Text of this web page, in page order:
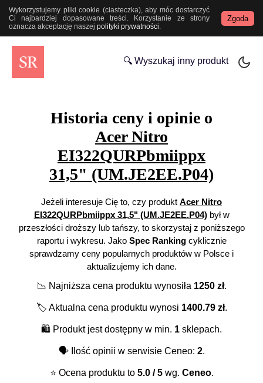
Wykorzystujemy pliki cookie (ciasteczka), aby móc dostarczyć
Ci najbardziej dopasowane treści. Korzystanie ze strony
oznacza akceptację naszej polityki prywatności.
Zgoda
🔍 Wyszukaj inny produkt
Historia ceny i opinie o
Acer Nitro
EI322QURPbmiippx
31,5" (UM.JE2EE.P04)
Jeżeli interesuje Cię to, czy produkt Acer Nitro
EI322QURPbmiippx 31,5" (UM.JE2EE.P04)był w
przeszłości droższy lub tańszy, to skorzystaj z poniższego
raportu i wykresu. Jako Spec Rankingcyklicznie
sprawdzamy ceny popularnych produktów w Polsce i
aktualizujemy ich dane.
📉 Najniższa cena produktu wynosiła 1250zł.
🏷️ Aktualna cena produktu wynosi 1400.79zł.
🛍️ Produkt jest dostępny w min. 1 sklepach.
🗣️Ilość opinii w serwisie Ceneo: 2.
⭐️ Ocena produktu to 5.0/ 5wg. Ceneo.